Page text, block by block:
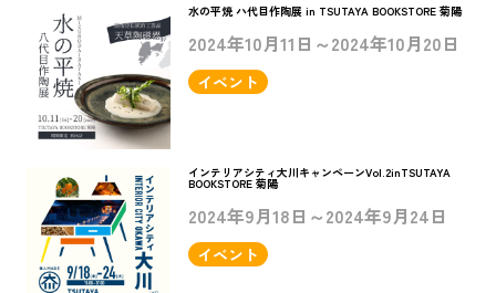
水の平焼 ハ代目作陶展 in TSUTAYA BOOKSTORE 菊陽
2024年10月11日～2024年10月20日
イベント
インテリアシティ大川キャンペーンVol.2inTSUTAYA
BOOKSTORE 菊陽
2024年9月18日～2024年9月24日
イベント